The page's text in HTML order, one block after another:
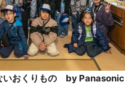
いおくりもの by Panasonic